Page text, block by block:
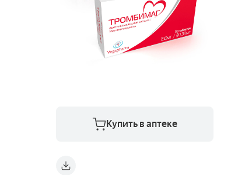
Купить в аптеке